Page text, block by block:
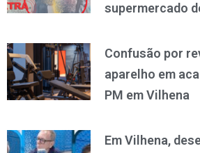
supermercado
Confusão por
aparelho em
PM em Vilhena
Em Vilhena,